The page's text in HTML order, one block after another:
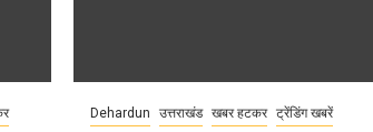
Dehardun उत्तराखंड खबर हटकर ट्रेंडिंग खबरें